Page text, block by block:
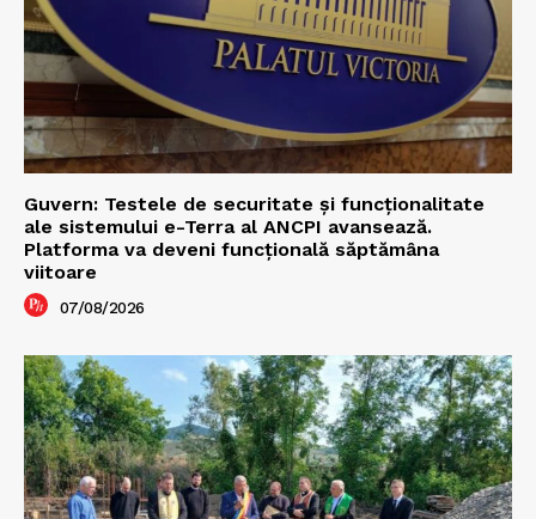
Guvern: Testele de securitate și funcționalitate
ale sistemului e-Terra al ANCPI avansează.
Platforma va deveni funcțională săptămâna
viitoare
07/08/2026